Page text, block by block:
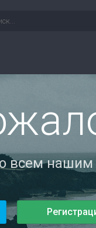
всем